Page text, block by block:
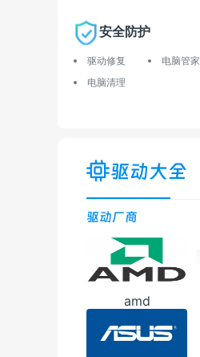
安全防护
驱动修复 电脑管家
电脑清理
驱动大全
驱动厂商
amd